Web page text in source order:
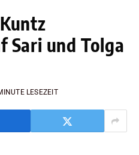
Sari und Tolga
LESEZEIT